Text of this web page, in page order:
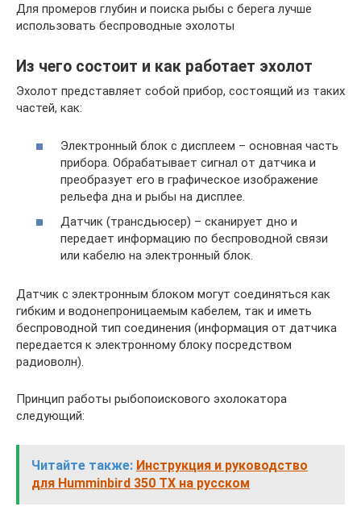
Для промеров глубин и поиска рыбы с берега лучше
использовать беспроводные эхолоты
Из чего состоит и как работает эхолот
Эхолот представляет собой прибор, состоящий из таких
частей, как:
Электронный блок с дисплеем – основная часть
прибора. Обрабатывает сигнал от датчика и
преобразует его в графическое изображение
рельефа дна и рыбы на дисплее.
Датчик (трансдьюсер) – сканирует дно и
передает информацию по беспроводной связи
или кабелю на электронный блок.
Датчик с электронным блоком могут соединяться как
гибким и водонепроницаемым кабелем, так и иметь
беспроводной тип соединения (информация от датчика
передается к электронному блоку посредством
радиоволн).
Принцип работы рыбопоискового эхолокатора
следующий:
Читайте также: Инструкция и руководство
для Humminbird 350 TX на русском